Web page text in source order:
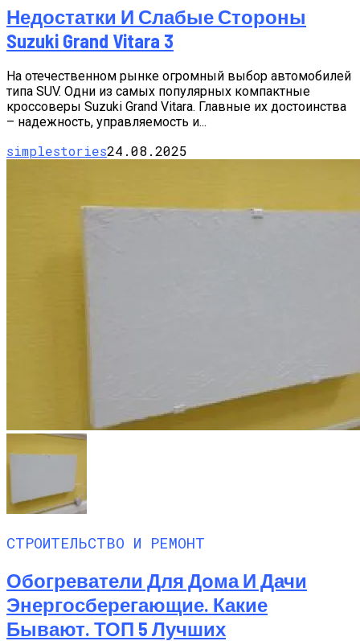
Недостатки И Слабые Стороны
Suzuki Grand Vitara 3
На отечественном рынке огромный выбор автомобилей
типа SUV. Одни из самых популярных компактные
кроссоверы Suzuki Grand Vitara. Главные их достоинства
– надежность, управляемость и...
simplestories24.08.2025
СТРОИТЕЛЬСТВО И РЕМОНТ
Обогреватели Для Дома И Дачи
Энергосберегающие. Какие
Бывают. ТОП 5 Лучших